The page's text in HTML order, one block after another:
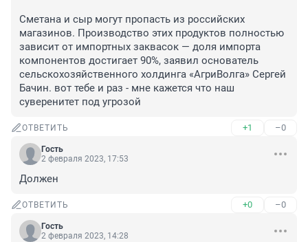
Сметана и сыр могут пропасть из российских
магазинов. Производство этих продуктов полностью
зависит от импортных заквасок — доля импорта
компонентов достигает 90%, заявил основатель
сельскохозяйственного холдинга «АгриВолга» Сергей
Бачин. вот тебе и раз - мне кажется что наш
суверенитет под угрозой
ОТВЕТИТЬ +1 –0
Гость
2 февраля 2023, 17:53
Должен
ОТВЕТИТЬ +0 –0
Гость
2 февраля 2023, 14:28